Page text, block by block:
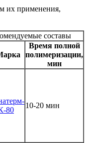
их применения,
составы
Время полной
полимеризации,
мин
80
10-20 мин